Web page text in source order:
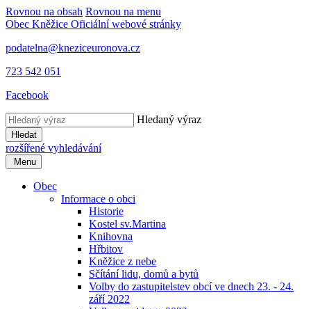
Rovnou na obsah Rovnou na menu
Obec Kněžice Oficiální webové stránky
podatelna@kneziceuronova.cz
723 542 051
Facebook
Hledaný výraz
Hledat
rozšířené vyhledávání
Menu
Obec
Informace o obci
Historie
Kostel sv.Martina
Knihovna
Hřbitov
Kněžice z nebe
Sčítání lidu, domů a bytů
Volby do zastupitelstev obcí ve dnech 23. - 24.
září 2022